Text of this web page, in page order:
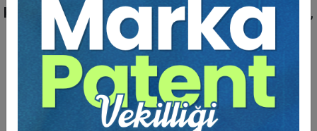
Kategoriler: Bütün Hukuk Kitapları,Sınav Kitapları ,
Anayasa Hukuku
Açıklama Yazar
Bu Kitap İçin Kaç Ağaç